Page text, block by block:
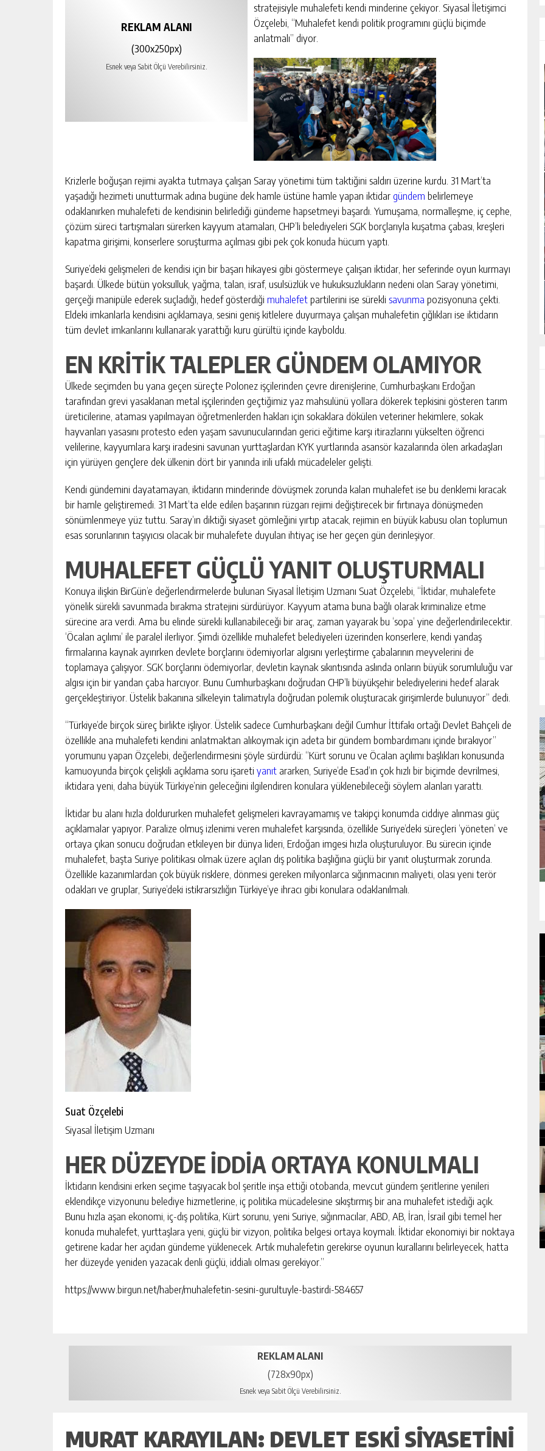
REKLAM ALANI
(300x250px)
Esnek veya Sabit Ölçü Verebilirsiniz.
stratejisiyle muhalefeti kendi minderine çekiyor. Siyasal İletişimci
Özçelebi, “Muhalefet kendi politik programını güçlü biçimde
anlatmalı” diyor.
Krizlerle boğuşan rejimi ayakta tutmaya çalışan Saray yönetimi tüm taktiğini saldırı üzerine kurdu. 31 Mart’ta
yaşadığı hezimeti unutturmak adına bugüne dek hamle üstüne hamle yapan iktidar gündem belirlemeye
odaklanırken muhalefeti de kendisinin belirlediği gündeme hapsetmeyi başardı. Yumuşama, normalleşme, iç cephe,
çözüm süreci tartışmaları sürerken kayyum atamaları, CHP’li belediyeleri SGK borçlarıyla kuşatma çabası, kreşleri
kapatma girişimi, konserlere soruşturma açılması gibi pek çok konuda hücum yaptı.
Suriye’deki gelişmeleri de kendisi için bir başarı hikayesi gibi göstermeye çalışan iktidar, her seferinde oyun kurmayı
başardı. Ülkede bütün yoksulluk, yağma, talan, israf, usulsüzlük ve hukuksuzlukların nedeni olan Saray yönetimi,
gerçeği manipüle ederek suçladığı, hedef gösterdiği muhalefetpartilerini ise sürekli savunma pozisyonuna çekti.
Eldeki imkanlarla kendisini açıklamaya, sesini geniş kitlelere duyurmaya çalışan muhalefetin çığlıkları ise iktidarın
tüm devlet imkanlarını kullanarak yarattığı kuru gürültü içinde kayboldu.
EN KRİTİK TALEPLER GÜNDEM OLAMIYOR
Ülkede seçimden bu yana geçen süreçte Polonez işçilerinden çevre direnişlerine, Cumhurbaşkanı Erdoğan
tarafından grevi yasaklanan metal işçilerinden geçtiğimiz yaz mahsulünü yollara dökerek tepkisini gösteren tarım
üreticilerine, ataması yapılmayan öğretmenlerden hakları için sokaklara dökülen veteriner hekimlere, sokak
hayvanları yasasını protesto eden yaşam savunucularından gerici eğitime karşı itirazlarını yükselten öğrenci
velilerine, kayyumlara karşı iradesini savunan yurttaşlardan KYK yurtlarında asansör kazalarında ölen arkadaşları
için yürüyen gençlere dek ülkenin dört bir yanında irili ufaklı mücadeleler gelişti.
Kendi gündemini dayatamayan, iktidarın minderinde dövüşmek zorunda kalan muhalefet ise bu denklemi kıracak
bir hamle geliştiremedi. 31 Mart’ta elde edilen başarının rüzgarı rejimi değiştirecek bir fırtınaya dönüşmeden
sönümlenmeye yüz tuttu. Saray’ın diktiği siyaset gömleğini yırtıp atacak, rejimin en büyük kabusu olan toplumun
esas sorunlarının taşıyıcısı olacak bir muhalefete duyulan ihtiyaç ise her geçen gün derinleşiyor.
MUHALEFET GÜÇLÜ YANIT OLUŞTURMALI
Konuya ilişkin BirGün’e değerlendirmelerde bulunan Siyasal İletişim Uzmanı Suat Özçelebi, “İktidar, muhalefete
yönelik sürekli savunmada bırakma stratejini sürdürüyor. Kayyum atama buna bağlı olarak kriminalize etme
sürecine ara verdi. Ama bu elinde sürekli kullanabileceği bir araç, zaman yayarak bu ‘sopa’ yine değerlendirilecektir.
‘Öcalan açılımı’ ile paralel ilerliyor. Şimdi özellikle muhalefet belediyeleri üzerinden konserlere, kendi yandaş
firmalarına kaynak ayırırken devlete borçlarını ödemiyorlar algısını yerleştirme çabalarının meyvelerini de
toplamaya çalışıyor. SGK borçlarını ödemiyorlar, devletin kaynak sıkıntısında aslında onların büyük sorumluluğu var
algısı için bir yandan çaba harcıyor. Bunu Cumhurbaşkanı doğrudan CHP’li büyükşehir belediyelerini hedef alarak
gerçekleştiriyor. Üstelik bakanına silkeleyin talimatıyla doğrudan polemik oluşturacak girişimlerde bulunuyor” dedi.
“Türkiye’de birçok süreç birlikte işliyor. Üstelik sadece Cumhurbaşkanı değil Cumhur İttifakı ortağı Devlet Bahçeli de
özellikle ana muhalefeti kendini anlatmaktan alıkoymak için adeta bir gündem bombardımanı içinde bırakıyor”
yorumunu yapan Özçelebi, değerlendirmesini şöyle sürdürdü: “Kürt sorunu ve Öcalan açılımı başlıkları konusunda
kamuoyunda birçok çelişkili açıklama soru işareti yanıt ararken, Suriye’de Esad’ın çok hızlı bir biçimde devrilmesi,
iktidara yeni, daha büyük Türkiye’nin geleceğini ilgilendiren konulara yüklenebileceği söylem alanları yarattı.
İktidar bu alanı hızla doldururken muhalefet gelişmeleri kavrayamamış ve takipçi konumda ciddiye alınması güç
açıklamalar yapıyor. Paralize olmuş izlenimi veren muhalefet karşısında, özellikle Suriye’deki süreçleri ‘yöneten’ ve
ortaya çıkan sonucu doğrudan etkileyen bir dünya lideri, Erdoğan imgesi hızla oluşturuluyor. Bu sürecin içinde
muhalefet, başta Suriye politikası olmak üzere açılan dış politika başlığına güçlü bir yanıt oluşturmak zorunda.
Özellikle kazanımlardan çok büyük risklere, dönmesi gereken milyonlarca sığınmacının maliyeti, olası yeni terör
odakları ve gruplar, Suriye’deki istikrarsızlığın Türkiye’ye ihracı gibi konulara odaklanılmalı.
Suat Özçelebi
Siyasal İletişim Uzmanı
HER DÜZEYDE İDDİA ORTAYA KONULMALI
İktidarın kendisini erken seçime taşıyacak bol şeritle inşa ettiği otobanda, mevcut gündem şeritlerine yenileri
eklendikçe vizyonunu belediye hizmetlerine, iç politika mücadelesine sıkıştırmış bir ana muhalefet istediği açık.
Bunu hızla aşan ekonomi, iç-dış politika, Kürt sorunu, yeni Suriye, sığınmacılar, ABD, AB, İran, İsrail gibi temel her
konuda muhalefet, yurttaşlara yeni, güçlü bir vizyon, politika belgesi ortaya koymalı. İktidar ekonomiyi bir noktaya
getirene kadar her açıdan gündeme yüklenecek. Artık muhalefetin gerekirse oyunun kurallarını belirleyecek, hatta
her düzeyde yeniden yazacak denli güçlü, iddialı olması gerekiyor.”
https://www.birgun.net/haber/muhalefetin-sesini-gurultuyle-bastirdi-584657
REKLAM ALANI
(728x90px)
Esnek veya Sabit Ölçü Verebilirsiniz.
MURAT KARAYILAN: DEVLET ESKI SIYASETINI